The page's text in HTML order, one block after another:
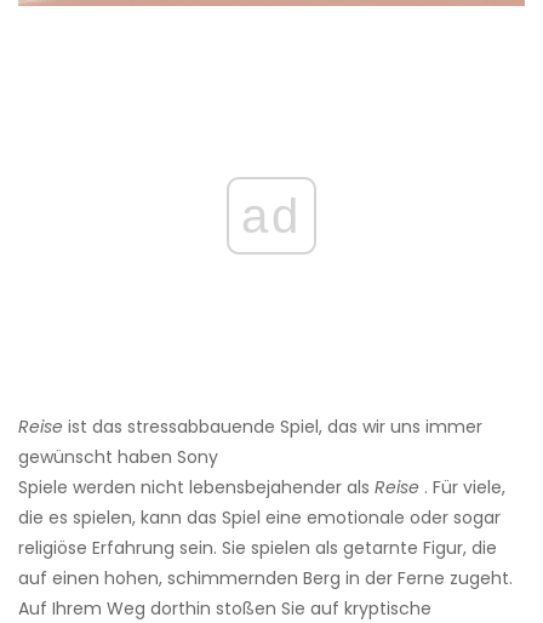
ad
Reise ist das stressabbauende Spiel, das wir uns immer
gewünscht haben Sony
Spiele werden nicht lebensbejahender als Reise . Für viele,
die es spielen, kann das Spiel eine emotionale oder sogar
religiöse Erfahrung sein. Sie spielen als getarnte Figur, die
auf einen hohen, schimmernden Berg in der Ferne zugeht.
Auf Ihrem Weg dorthin stoßen Sie auf kryptische